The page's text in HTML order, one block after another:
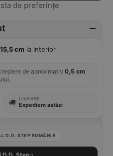
de preferințe
15,5 cm la interior
de aproximativ 0,5 cm
LIVRARE
Expediem astăzi
D.D. STEP ROMÂNIA